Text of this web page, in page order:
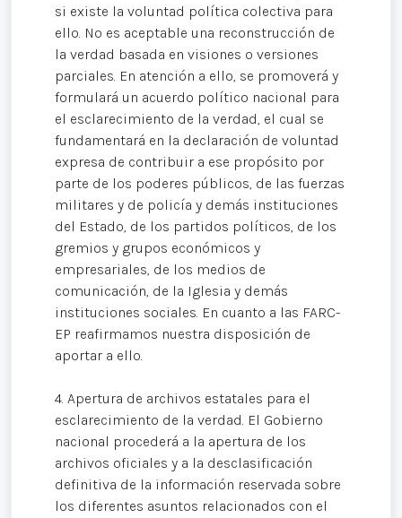
si existe la voluntad política colectiva para
ello. No es aceptable una reconstrucción de
la verdad basada en visiones o versiones
parciales. En atención a ello, se promoverá y
formulará un acuerdo político nacional para
el esclarecimiento de la verdad, el cual se
fundamentará en la declaración de voluntad
expresa de contribuir a ese propósito por
parte de los poderes públicos, de las fuerzas
militares y de policía y demás instituciones
del Estado, de los partidos políticos, de los
gremios y grupos económicos y
empresariales, de los medios de
comunicación, de la Iglesia y demás
instituciones sociales. En cuanto a las FARC-
EP reafirmamos nuestra disposición de
aportar a ello.
4. Apertura de archivos estatales para el
esclarecimiento de la verdad. El Gobierno
nacional procederá a la apertura de los
archivos oficiales y a la desclasificación
definitiva de la información reservada sobre
los diferentes asuntos relacionados con el